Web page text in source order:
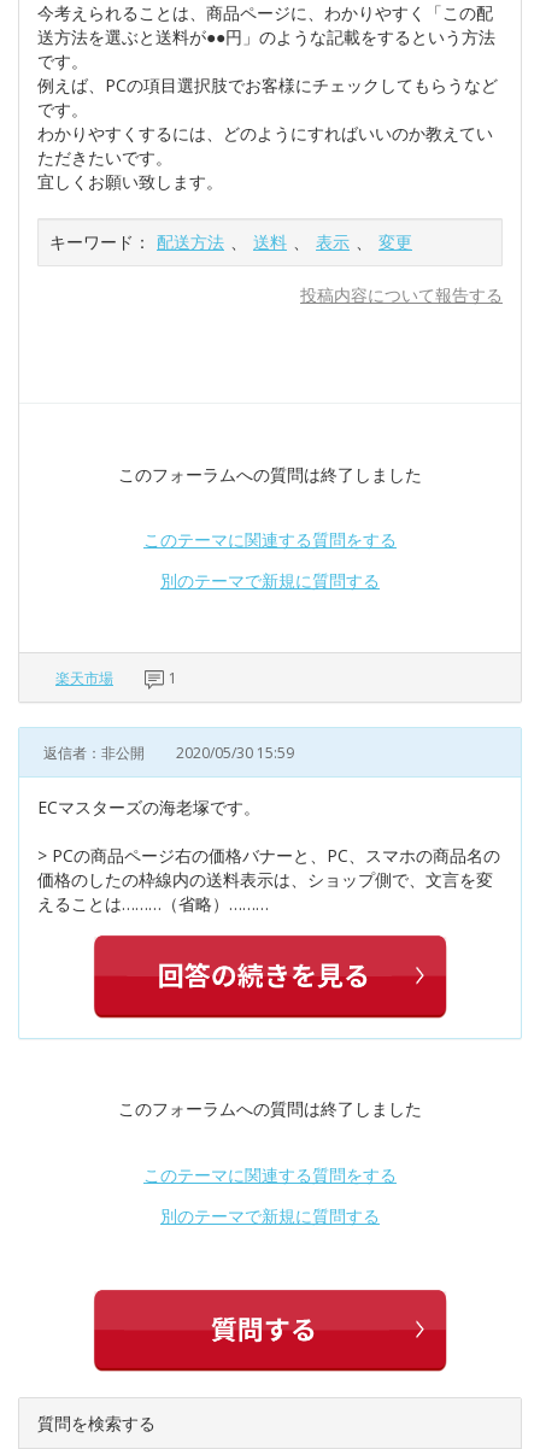
今考えられることは、商品ページに、わかりやすく「この配
送方法を選ぶと送料が●●円」のような記載をするという方法
です。
例えば、PCの項目選択肢でお客様にチェックしてもらうなど
です。
わかりやすくするには、どのようにすればいいのか教えてい
ただきたいです。
宜しくお願い致します。
キーワード： 配送方法 、 送料 、 表示 、 変更
投稿内容について報告する
このフォーラムへの質問は終了しました
このテーマに関連する質問をする
別のテーマで新規に質問する
楽天市場 1
返信者：非公開 2020/05/30 15:59
ECマスターズの海老塚です。
> PCの商品ページ右の価格バナーと、PC、スマホの商品名の
価格のしたの枠線内の送料表示は、ショップ側で、文言を変
えることは………（省略）………
このフォーラムへの質問は終了しました
このテーマに関連する質問をする
別のテーマで新規に質問する
質問を検索する